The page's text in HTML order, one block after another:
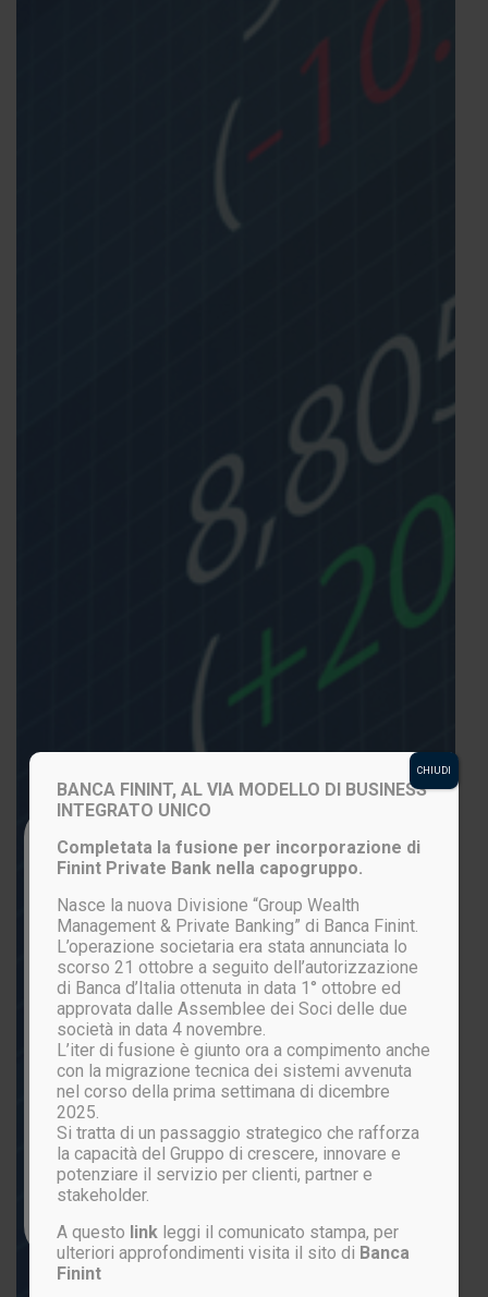
Login to your account
ACCEDI
Password persa?
Non sei ancora registrato?
BANCA FININT, AL VIA MODELLO DI BUSINESS
INTEGRATO UNICO
Completata la fusione per incorporazione di
Finint Private Bank nella capogruppo.
Nasce la nuova Divisione “Group Wealth
Management & Private Banking” di Banca Finint.
L’operazione societaria era stata annunciata lo
scorso 21 ottobre a seguito dell’autorizzazione
di Banca d’Italia ottenuta in data 1° ottobre ed
approvata dalle Assemblee dei Soci delle due
società in data 4 novembre.
L’iter di fusione è giunto ora a compimento anche
con la migrazione tecnica dei sistemi avvenuta
nel corso della prima settimana di dicembre
2025.
Si tratta di un passaggio strategico che rafforza
la capacità del Gruppo di crescere, innovare e
potenziare il servizio per clienti, partner e
stakeholder.
A questo link leggi il comunicato stampa, per
ulteriori approfondimenti visita il sito di Banca
Finint
CHIUDI